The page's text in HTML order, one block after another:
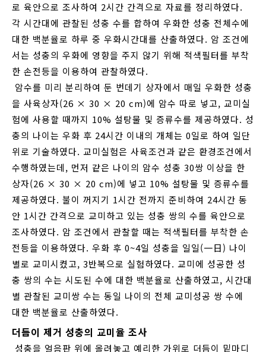
로 육안으로 조사하여 2시간 간격으로 자료를 정리하였다.
각 시간대에 관찰된 성충 수를 합하여 우화한 성충 전체수에
대한 백분율로 하루 중 우화시간대를 산출하였다. 암 조건에
서는 성충의 우화에 영향을 주지 않기 위해 적색필터를 부착
한 손전등을 이용하여 관찰하였다.
암수를 미리 분리하여 둔 번데기 상자에서 매일 우화한 성충
을 사육상자(26 × 30 × 20 cm)에 암수 따로 넣고, 교미실
험에 사용할 때까지 10% 설탕물 및 증류수를 제공하였다. 성
충의 나이는 우화 후 24시간 이내의 개체는 0일로 하여 일단
위로 기술하였다. 교미실험은 사육조건과 같은 환경조건에서
수행하였는데, 먼저 같은 나이의 암수 성충 30쌍 이상을 한
상자(26 × 30 × 20 cm)에 넣고 10% 설탕물 및 증류수를
제공하였다. 불이 꺼지기 1시간 전까지 준비하여 24시간 동
안 1시간 간격으로 교미하고 있는 성충 쌍의 수를 육안으로
조사하였다. 암 조건에서 관찰할 때는 적색필터를 부착한 손
전등을 이용하였다. 우화 후 0~4일 성충을 일일(一日) 나이
별로 교미시켰고, 3반복으로 실험하였다. 교미에 성공한 성
충 쌍의 수는 시도된 수에 대한 백분율로 산출하였고, 시간대
별 관찰된 교미쌍 수는 동일 나이의 전체 교미성공 쌍 수에
대한 백분율로 산출하였다.
더듬이 제거 성충의 교미율 조사
성충을 얼음판 위에 올려놓고 예리한 가위로 더듬이 밑마디